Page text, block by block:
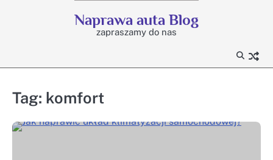
Naprawa auta Blog
zapraszamy do nas
Tag: komfort